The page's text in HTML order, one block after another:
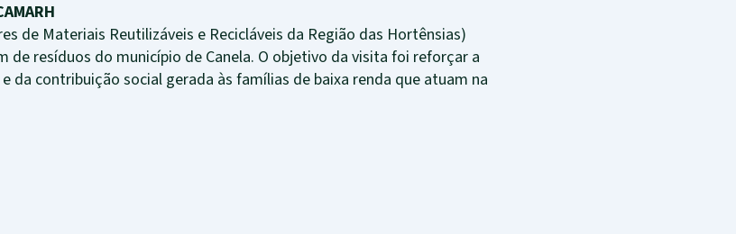
de Materiais Reutilizáveis e Recicláveis da Região das Hortênsias)
de resíduos do município de Canela. O objetivo da visita foi reforçar a
da contribuição social gerada às famílias de baixa renda que atuam na